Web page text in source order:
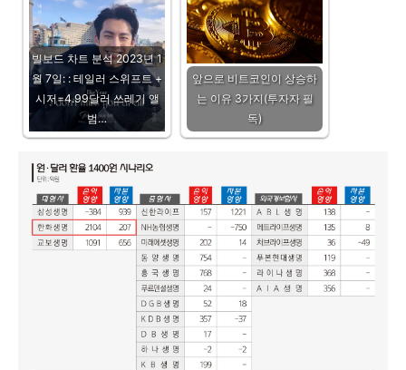
빌보드 차트 분석 2023년 1
월 7일: : 테일러 스위프트 +
시저=4.99달러 쓰레기 앨
범…
앞으로 비트코인이 상승하
는 이유 3가지(투자자 필
독)